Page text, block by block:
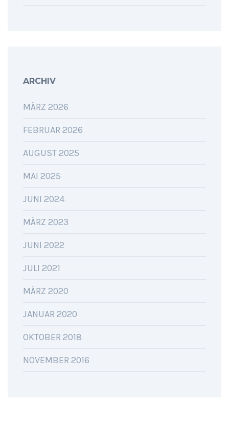
ARCHIV
MÄRZ 2026
FEBRUAR 2026
AUGUST 2025
MAI 2025
JUNI 2024
MÄRZ 2023
JUNI 2022
JULI 2021
MÄRZ 2020
JANUAR 2020
OKTOBER 2018
NOVEMBER 2016